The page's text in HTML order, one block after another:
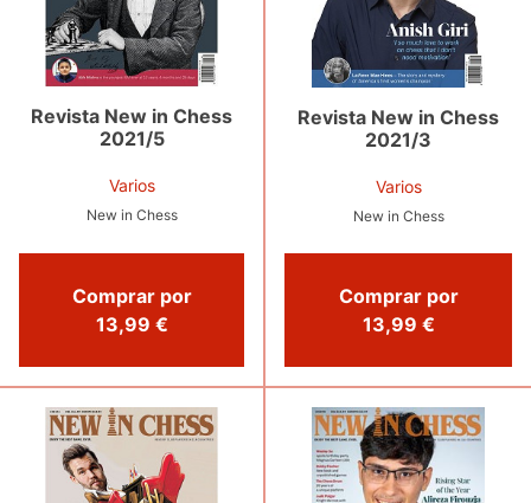
Revista New in Chess
2021/5
Varios
New in Chess
Comprar por
13,99 €
Revista New in Chess
2021/3
Varios
New in Chess
Comprar por
13,99 €